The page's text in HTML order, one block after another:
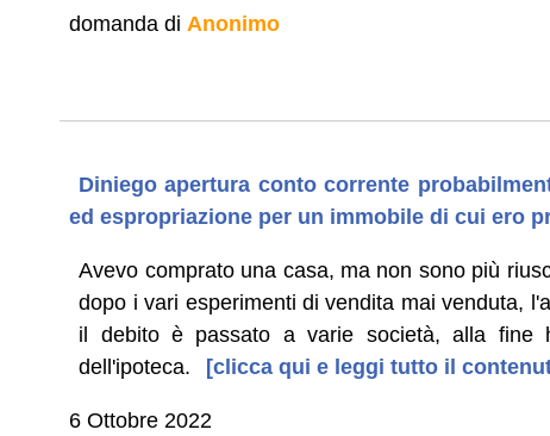
domanda di Anonimo
Diniego apertura conto corrente
ed espropriazione per un immobile di cui ero
Avevo comprato una casa, ma non sono più
dopo i vari esperimenti di vendita mai venduta,
il debito è passato a varie società, alla fine
dell'ipoteca.
[clicca qui e leggi tutto il
6 Ottobre 2022